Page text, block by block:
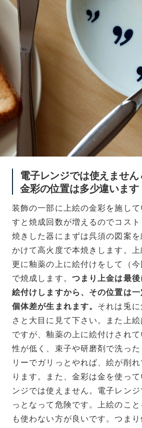
電子レンジでは使えません
金彩の位置は多少違います
装飾の一部に上絵の金彩を施し
すと焼成回数が増えるのでコス
焼きした器にまずは呉須の図案
かけて高火度で本焼きします。上
更に釉薬の上に絵付けをして（
で焼成します。 つまり上金は最
絵付けしますから、その位置は一
個体差が生まれます。 それは兎
さと大目に見て下さい。また上
ですが、釉薬の上に絵付けされて
性が低く、束子や研磨剤で洗っ
リーでガリっとやれば、絵が削
ります。また、金彩は金を使っ
ンジでは使えません。電子レン
っとなって危険です。上絵のこ
も使わない方が良いです。つま